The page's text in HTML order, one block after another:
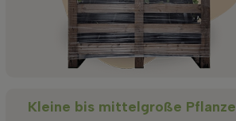
Kleine bis mittelgroße